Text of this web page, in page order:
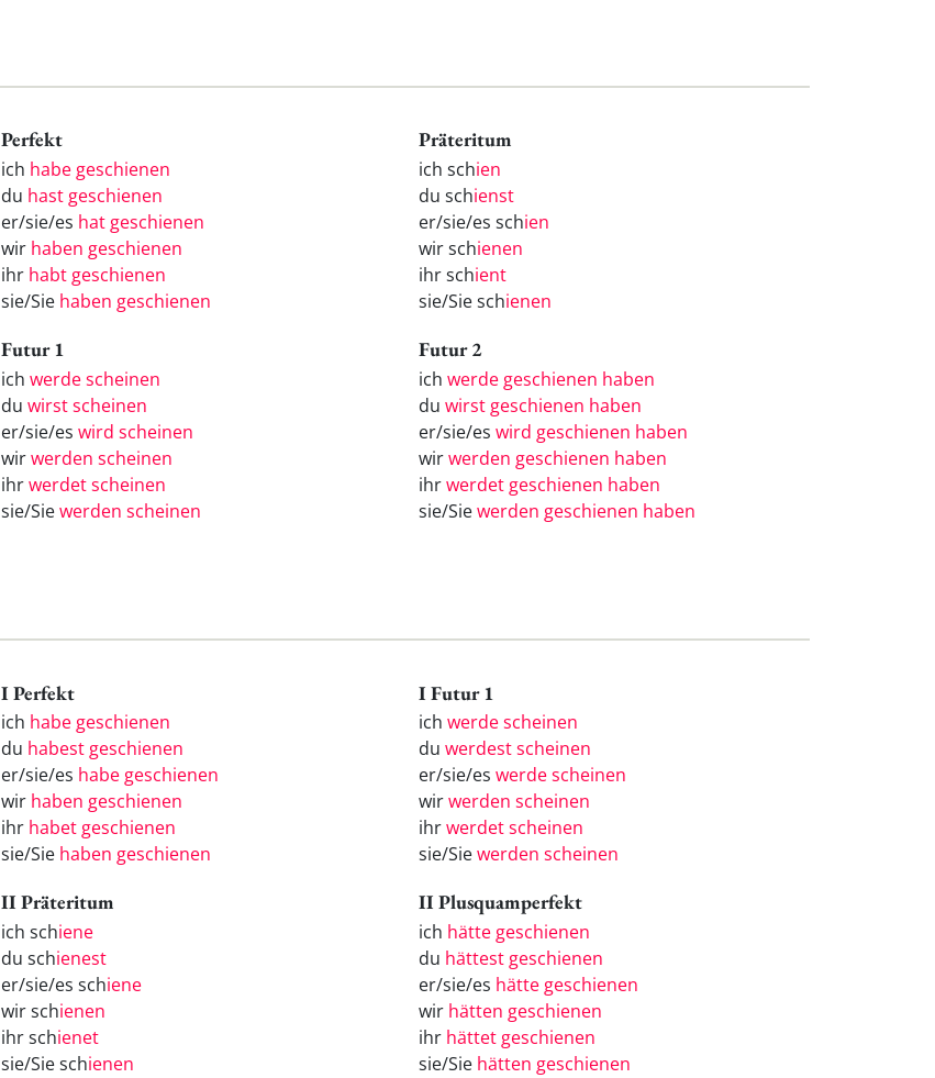
Perfekt
ich habe geschienen
du hast geschienen
er/sie/es hat geschienen
wir haben geschienen
ihr habt geschienen
sie/Sie haben geschienen
Präteritum
ich schien
du schienst
er/sie/es schien
wir schienen
ihr schient
sie/Sie schienen
Futur 1
ich werde scheinen
du wirst scheinen
er/sie/es wird scheinen
wirwerden scheinen
ihrwerdet scheinen
sie/Siewerden scheinen
Futur 2
ich werde geschienen haben
du wirst geschienen haben
er/sie/es wird geschienen haben
wirwerden geschienen haben
ihrwerdet geschienen haben
sie/Siewerden geschienen haben
I Perfekt
ich habe geschienen
du habest geschienen
er/sie/es habe geschienen
wir haben geschienen
ihr habet geschienen
sie/Sie haben geschienen
I Futur 1
ich werde scheinen
du werdest scheinen
er/sie/es werde scheinen
wirwerden scheinen
ihrwerdet scheinen
sie/Siewerden scheinen
II Präteritum
ich schiene
du schienest
er/sie/es schiene
wir schienen
ihr schienet
sie/Sie schienen
II Plusquamperfekt
ich hätte geschienen
du hättest geschienen
er/sie/es hätte geschienen
wir hätten geschienen
ihr hättet geschienen
sie/Sie hätten geschienen